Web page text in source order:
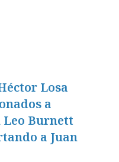
Losa
a
Burnett
a Juan